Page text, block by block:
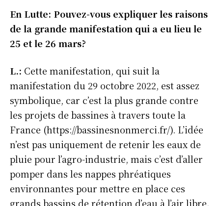
En Lutte: Pouvez-vous expliquer les raisons
de la grande manifestation qui a eu lieu le
25 et le 26 mars?
L.: Cette manifestation, qui suit la
manifestation du 29 octobre 2022, est assez
symbolique, car c’est la plus grande contre
les projets de bassines à travers toute la
France (https://bassinesnonmerci.fr/). L’idée
n’est pas uniquement de retenir les eaux de
pluie pour l’agro-industrie, mais c’est d’aller
pomper dans les nappes phréatiques
environnantes pour mettre en place ces
grands bassins de rétention d’eau à l’air libre.